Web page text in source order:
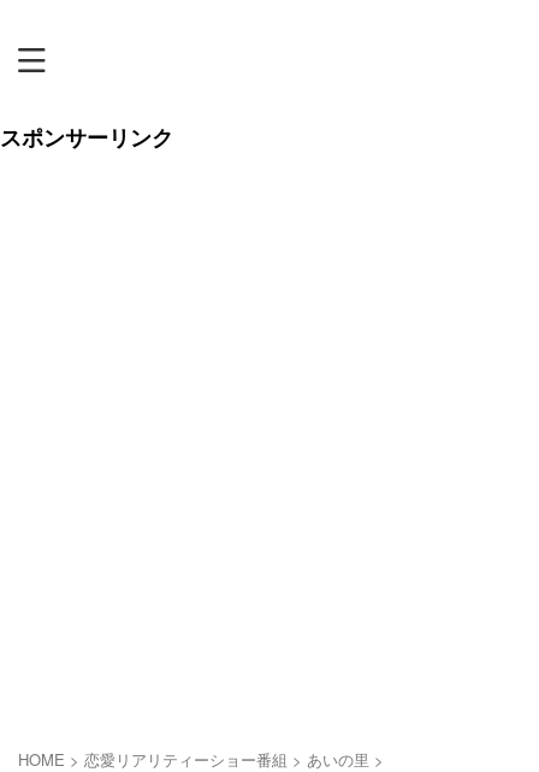
スポンサーリンク
HOME > 恋愛リアリティーショー番組 > あいの里 >